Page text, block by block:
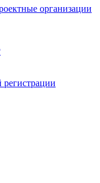
организации
регистрации